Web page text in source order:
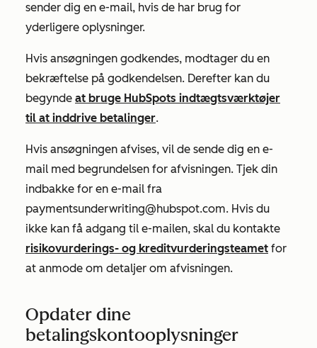
sender dig en e-mail, hvis de har brug for
yderligere oplysninger.
Hvis ansøgningen godkendes, modtager du en
bekræftelse på godkendelsen. Derefter kan du
begynde at bruge HubSpots indtægtsværktøjer
til at inddrive betalinger.
Hvis ansøgningen afvises, vil de sende dig en e-
mail med begrundelsen for afvisningen. Tjek din
indbakke for en e-mail fra
paymentsunderwriting@hubspot.com. Hvis du
ikke kan få adgang til e-mailen, skal du kontakte
risikovurderings- og kreditvurderingsteamet for
at anmode om detaljer om afvisningen.
Opdater dine
betalingskontooplysninger